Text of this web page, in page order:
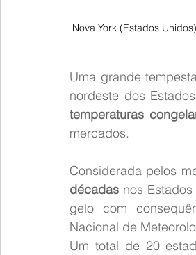
Nova York (Estados
Uma grande
nordeste dos
temperaturas
mercados.
Considerada pelos
décadas nos
gelo com
Nacional de
Um total de 20